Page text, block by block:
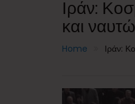
Ιράν:
και
Home Ιράν: